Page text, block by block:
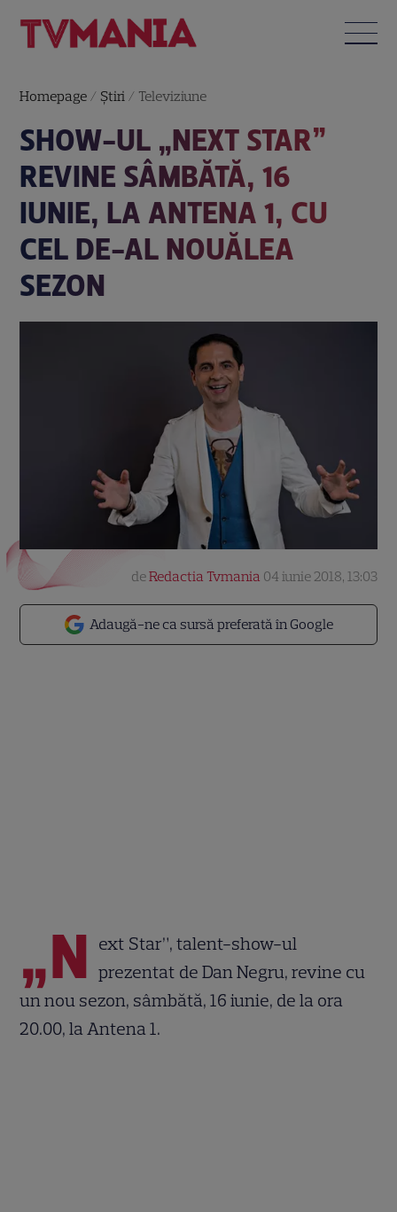
Homepage / Știri / Televiziune
SHOW-UL „NEXT STAR”
REVINE SÂMBĂTĂ, 16
IUNIE, LA ANTENA 1, CU
CEL DE-AL NOUĂLEA
SEZON
Adaugă-ne ca sursă preferată în Google
deRedactia Tvmania 04 iunie 2018, 13:03
„N ext Star”, talent-show-ul
prezentat de Dan Negru, revine cu
un nou sezon, sâmbătă, 16 iunie, de la ora
20.00, la Antena 1.